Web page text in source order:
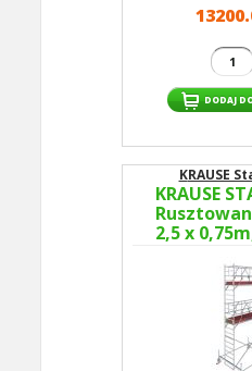
KRAUSE
KRAUSE
2,5 x
norma PN